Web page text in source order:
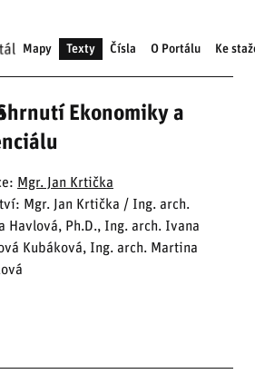
Mapy Texty Čísla O Portálu Ke
Ekonomiky a
Mgr. Jan Krtička
Mgr. Jan Krtička / Ing. arch.
Havlová, Ph.D., Ing. arch. Ivana
Kubáková, Ing. arch. Martina